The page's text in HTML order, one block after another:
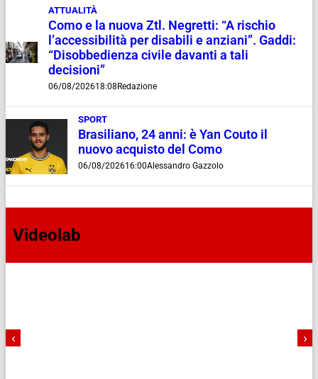
ATTUALITÀ
Como e la nuova Ztl. Negretti: “A rischio
l’accessibilità per disabili e anziani”. Gaddi:
“Disobbedienza civile davanti a tali
decisioni”
06/08/202618:08 Redazione
SPORT
Brasiliano, 24 anni: è Yan Couto il
nuovo acquisto del Como
06/08/202616:00Alessandro Gazzolo
Videolab
‹ ›